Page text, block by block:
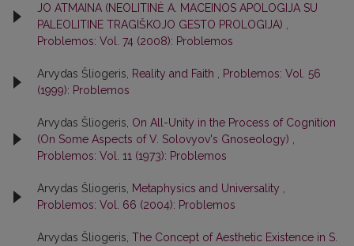
JO ATMAINA (NEOLITINĖ A. MACEINOS APOLOGIJA SU
PALEOLITINE TRAGIŠKOJO GESTO PROLOGIJA)
Problemos: Vol. 74 (2008): Problemos
Arvydas Šliogeris, Reality and Faith
Problemos: Vol. 56
(1999): Problemos
Arvydas Šliogeris, On All-Unity in the Process of Cognition
(On Some Aspects of V. Solovyov's Gnoseology)
Problemos: Vol. 11 (1973): Problemos
Arvydas Šliogeris, Metaphysics and Universality
Problemos: Vol. 66 (2004): Problemos
Arvydas Šliogeris, The Concept of Aesthetic Existence in S.